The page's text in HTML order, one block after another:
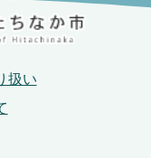
扱い